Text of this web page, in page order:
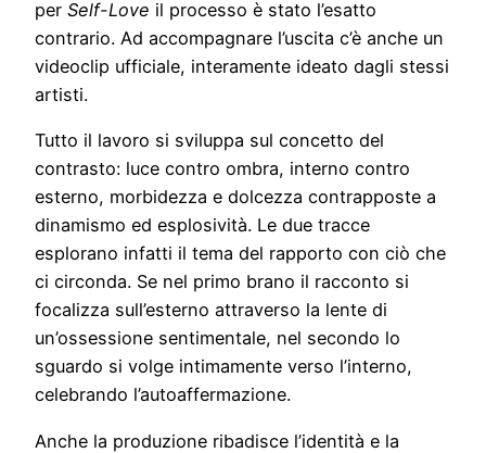
per Self-Love il processo è stato l’esatto
contrario. Ad accompagnare l’uscita c’è anche un
videoclip ufficiale, interamente ideato dagli stessi
artisti.
Tutto il lavoro si sviluppa sul concetto del
contrasto: luce contro ombra, interno contro
esterno, morbidezza e dolcezza contrapposte a
dinamismo ed esplosività. Le due tracce
esplorano infatti il tema del rapporto con ciò che
ci circonda. Se nel primo brano il racconto si
focalizza sull’esterno attraverso la lente di
un’ossessione sentimentale, nel secondo lo
sguardo si volge intimamente verso l’interno,
celebrando l’autoaffermazione.
Anche la produzione ribadisce l’identità e la